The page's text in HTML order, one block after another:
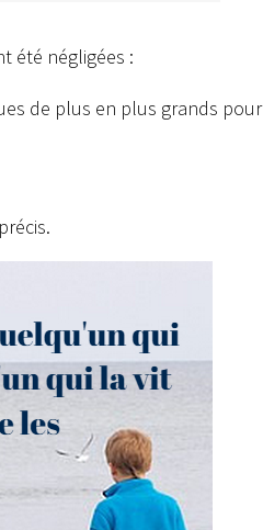
été négligées :
de plus en plus grands pour